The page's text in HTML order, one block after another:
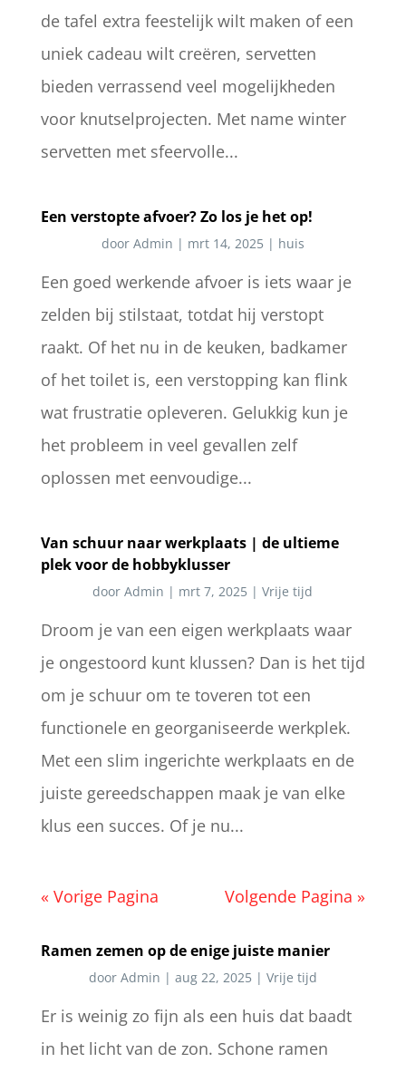
de tafel extra feestelijk wilt maken of een
uniek cadeau wilt creëren, servetten
bieden verrassend veel mogelijkheden
voor knutselprojecten. Met name winter
servetten met sfeervolle...
Een verstopte afvoer? Zo los je het op!
door Admin | mrt 14, 2025 | huis
Een goed werkende afvoer is iets waar je
zelden bij stilstaat, totdat hij verstopt
raakt. Of het nu in de keuken, badkamer
of het toilet is, een verstopping kan flink
wat frustratie opleveren. Gelukkig kun je
het probleem in veel gevallen zelf
oplossen met eenvoudige...
Van schuur naar werkplaats | de ultieme
plek voor de hobbyklusser
doorAdmin | mrt 7, 2025 |Vrije tijd
Droom je van een eigen werkplaats waar
je ongestoord kunt klussen? Dan is het tijd
om je schuur om te toveren tot een
functionele en georganiseerde werkplek.
Met een slim ingerichte werkplaats en de
juiste gereedschappen maak je van elke
klus een succes. Of je nu...
« Vorige Pagina Volgende Pagina »
Ramen zemen op de enige juiste manier
door Admin | aug 22, 2025 | Vrije tijd
Er is weinig zo fijn als een huis dat baadt
in het licht van de zon. Schone ramen